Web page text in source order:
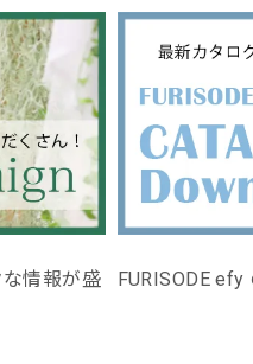
から。
小学生卒業袴